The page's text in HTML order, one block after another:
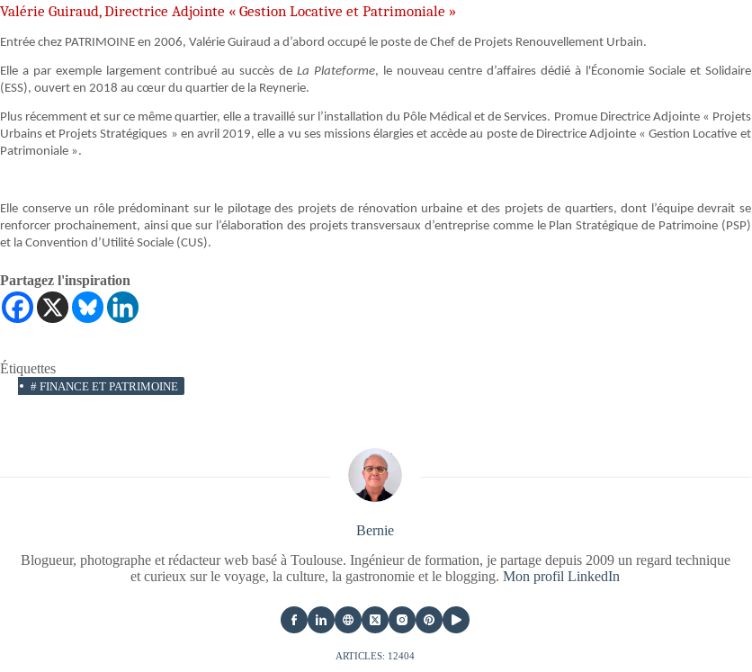
Valérie Guiraud, Directrice Adjointe « Gestion Locative et Patrimoniale »
Entrée chez PATRIMOINE en 2006, Valérie Guiraud a d’abord occupé le poste de Chef de Projets Renouvellement Urbain.
Elle a par exemple largement contribué au succès de La Plateforme, le nouveau centre d’affaires dédié à l'Économie Sociale et Solidaire
(ESS), ouvert en 2018 au cœur du quartier de la Reynerie.
Plus récemment et sur ce même quartier, elle a travaillé sur l’installation du Pôle Médical et de Services. Promue Directrice Adjointe « Projets
Urbains et Projets Stratégiques » en avril 2019, elle a vu ses missions élargies et accède au poste de Directrice Adjointe « Gestion Locative et
Patrimoniale ».
Elle conserve un rôle prédominant sur le pilotage des projets de rénovation urbaine et des projets de quartiers, dont l’équipe devrait se
renforcer prochainement, ainsi que sur l’élaboration des projets transversaux d’entreprise comme le Plan Stratégique de Patrimoine (PSP)
et la Convention d’Utilité Sociale (CUS).
Partagez l'inspiration
Étiquettes
# FINANCE ET PATRIMOINE
Bernie
Blogueur, photographe et rédacteur web basé à Toulouse. Ingénieur de formation, je partage depuis 2009 un regard technique
et curieux sur le voyage, la culture, la gastronomie et le blogging.Mon profil LinkedIn
ARTICLES: 12404